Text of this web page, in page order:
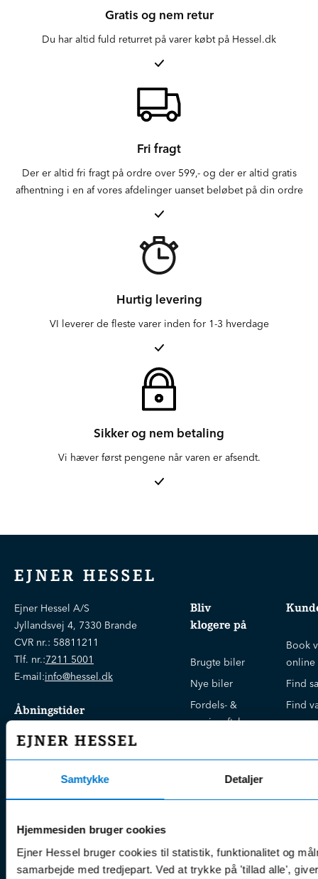
Samtykke Detaljer
Hjemmesiden bruger cookies
Ejner Hessel bruger cookies til statistik, funktionalitet og
samarbejde med tredjepart. Ved at trykke på 'tillad alle',
Gratis og nem retur
Du har altid fuld returret på varer købt på Hessel.dk
Fri fragt
Der er altid fri fragt på ordre over 599,- og der er altid gratis
afhentning i en af vores afdelinger uanset beløbet på din ordre
Hurtig levering
VI leverer de fleste varer inden for 1-3 hverdage
Sikker og nem betaling
Vi hæver først pengene når varen er afsendt.
EJNER HESSEL
Ejner Hessel A/S
Jyllandsvej 4, 7330 Brande
CVR nr.: 58811211
Tlf. nr.:7211 5001
E-mail:info@hessel.dk
Åbningstider
Man - Fre:
07.30 - 17.30
Weekend:
Sikker betaling
Bliv
klogere på
Brugte biler
Nye biler
Fordels- &
serviceaftaler
& tricks
Kampagner
& nyheder
Tilmeld dig
nyhedsbrevet
Book
online
Find
Find